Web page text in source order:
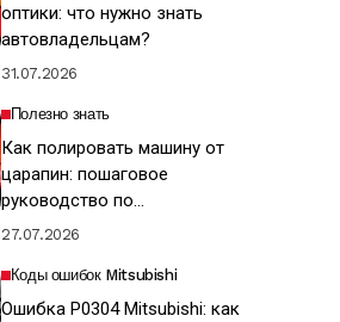
оптики: что нужно знать
автовладельцам?
31.07.2026
Полезно знать
Как полировать машину от
царапин: пошаговое
руководство по
восстановлению ЛКП
27.07.2026
Коды ошибок Mitsubishi
Ошибка P0304 Mitsubishi: как